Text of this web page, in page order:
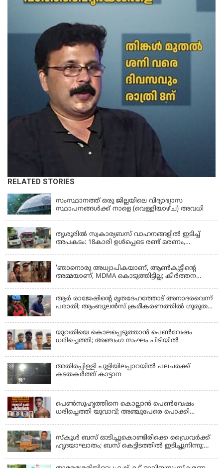
RELATED STORIES
KERALA
സംസ്ഥാനത്ത് ഒരു ജില്ലയിലെ വിദ്യാഭ്യാസ
സ്ഥാപനങ്ങൾക്ക് നാളെ (വെള്ളിയാഴ്ച) അവധി
തൃശൂരിൽ സ്വകാര്യബസ് വാഹനങ്ങളില്‍ ഇടിച്ച്
അപകടം: 18കാരി ഉൾപ്പെടെ രണ്ട് മരണം,
'ഞാനൊരു അധ്യാപികയാണ്, ആണ്‍കുട്ടീന്റെ
അമ്മയാണ്‌, MDMA കൊടുത്തിട്ടില്ല; കീർത്തന
ആര്‍ രാജേഷിന്റെ മൃതദേഹത്തോട് അനാദരവെന്ന്
പരാതി; ആംബുലന്‍സ് ക്രമീകരണത്തില്‍ ഗുരുതര
ഫ്രീസര്‍ സംവിധാനം ഇല്ലാതെയെന്നും ആരോപണം
യുവതിയെ കൊലപ്പെടുത്താൻ പെൺവേഷം
ധരിച്ചെത്തി; അഞ്ചംഗ സംഘം പിടിയിൽ
അതിരപ്പിള്ളി പുളിയിലപ്പാറയിൽ പലചരക്ക്
കടതകർത്ത് കാട്ടാന
പെണ്‍സുഹൃത്തിനെ കൊല്ലാന്‍ പെണ്‍വേഷം
ധരിച്ചെത്തി യുവാവ്; അഞ്ചുപേരെ പൊക്കി
സ്കൂൾ ബസ് ഓടിച്ചുകൊണ്ടിരിക്കെ ഡ്രൈവർക്ക്
ഹൃദയാഘാതം; ബസ് കെട്ടിടത്തിൽ ഇടിച്ചുനിന്നു;